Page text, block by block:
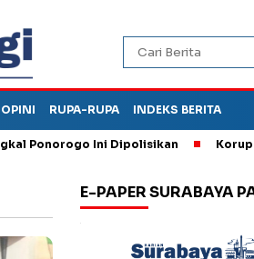
OPINI RUPA-RUPA INDEKS BERITA
Ini Dipolisikan Korupsi
E-PAPER SURABAYA